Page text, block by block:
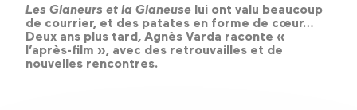
Les Glaneurs et la Glaneuse lui ont valu beaucoup
de courrier, et des patates en forme de cœur…
Deux ans plus tard, Agnès Varda raconte «
l’après-film », avec des retrouvailles et de
nouvelles rencontres.